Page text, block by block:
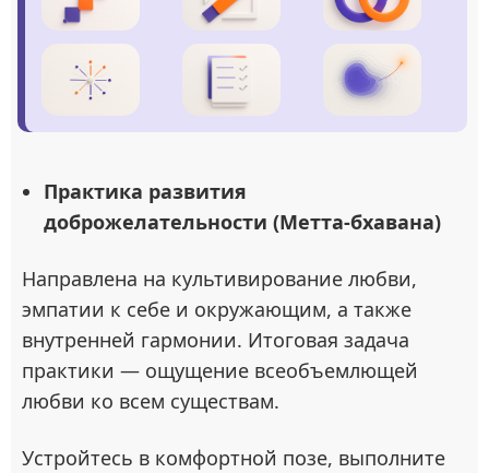
Практика развития
доброжелательности (Метта-бхавана)
Направлена на культивирование любви,
эмпатии к себе и окружающим, а также
внутренней гармонии. Итоговая задача
практики — ощущение всеобъемлющей
любви ко всем существам.
Устройтесь в комфортной позе, выполните